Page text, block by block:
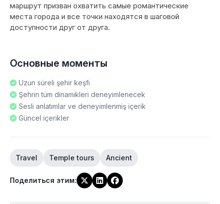
маршрут призван охватить самые романтические
места города и все точки находятся в шаговой
доступности друг от друга.
Основные моменты
Uzun süreli şehir keşfi
Şehrin tüm dinamikleri deneyimlenecek
Sesli anlatımlar ve deneyimlenmiş içerik
Güncel içerikler
Travel Temple tours Ancient
Поделиться этим: